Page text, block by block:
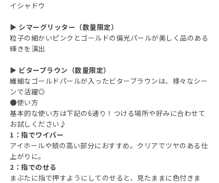
イシャドウ
▶ シマーグリッター（数量限定）
粒子の細かいピンクとゴールドの偏光パールが美しく品のある
輝きを演出
▶ ビターブラウン（数量限定）
繊細なゴールドパールが入ったビターブラウンは、様々なシー
ンで活躍◎
●使い方
基本的な使い方は下記の6通り！つける場所や好みに合わせて
お試しください♪
1：指でワイパー
アイホールや頬の高い部分におすすめ。クリアでツヤのある仕
上がりに。
2：指でのせる
まぶたに指で押すようにしてのせると、見たままに色付きま